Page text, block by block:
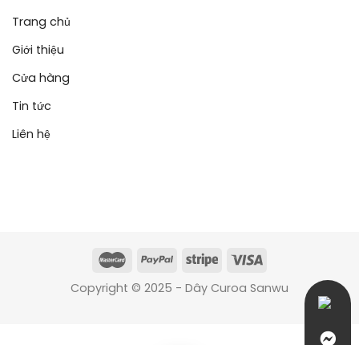
Trang chủ
Giới thiệu
Cửa hàng
Tin tức
Liên hệ
Copyright © 2025 - Dây Curoa Sanwu